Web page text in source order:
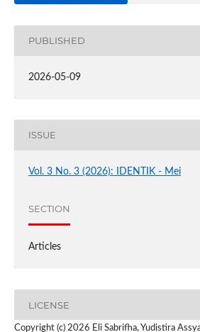
PUBLISHED
2026-05-09
ISSUE
Vol. 3 No. 3 (2026): IDENTIK - Mei
SECTION
Articles
LICENSE
Copyright (c) 2026 Eli Sabrifha, Yudistira